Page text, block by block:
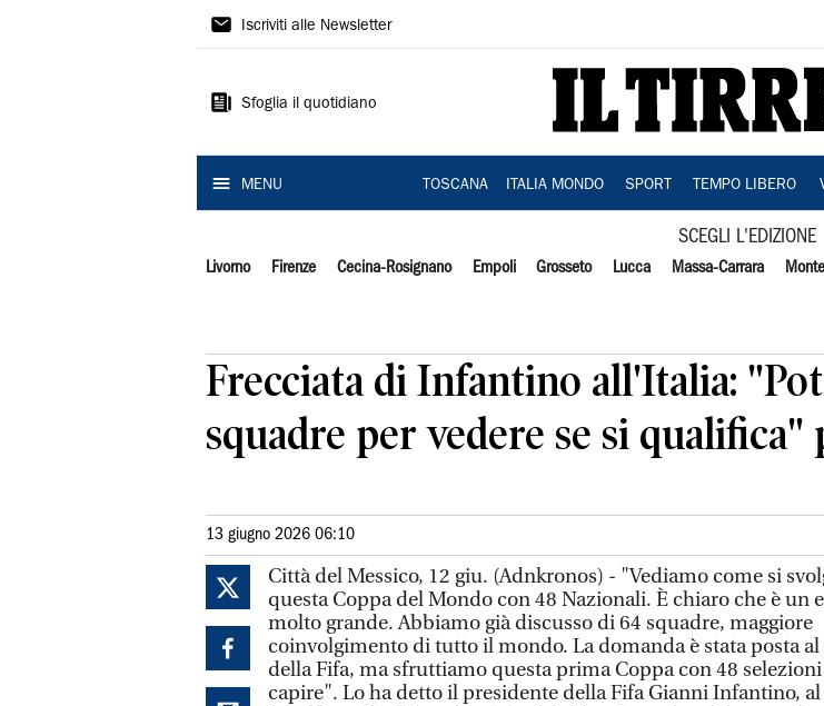
Il
Iscriviti alle Newsletter
Sfoglia il quotidiano
MENU TOSCANA ITALIA MONDO SPORT TEMPO LIBERO
SCEGLI L'EDIZIONE
Livorno Firenze Cecina-Rosignano Empoli Grosseto Lucca Massa-Carrara
Frecciata di Infantino all'Italia:
squadre per vedere se si
13 giugno 2026 06:10
Città del Messico, 12 giu. (Adnkronos) - "Vediamo come si
questa Coppa del Mondo con 48 Nazionali. È chiaro che è un
molto grande. Abbiamo già discusso di 64 squadre, maggiore
coinvolgimento di tutto il mondo. La domanda è stata posta
della Fifa, ma sfruttiamo questa prima Coppa con 48
capire". Lo ha detto il presidente della Fifa Gianni Infantino, al